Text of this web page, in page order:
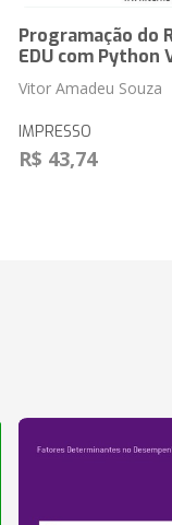
Programação do
EDU com Python
Vitor Amadeu Souza
IMPRESSO
R$ 43,74